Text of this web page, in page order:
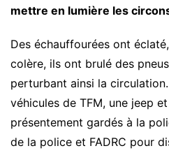
mettre en lumière les
Des échauffourées ont
colère, ils ont brulé des
perturbant ainsi la
véhicules de TFM, une jeep
présentement gardés à la
de la police et FADRC pour